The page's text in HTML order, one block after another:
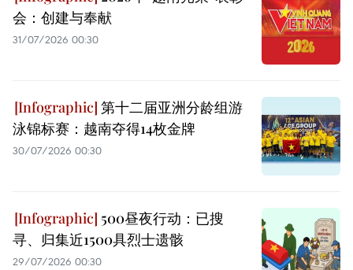
会：创建与奉献
31/07/2026 00:30
第十二届亚洲分龄组游
泳锦标赛：越南夺得14枚金牌
30/07/2026 00:30
500昼夜行动：已搜
寻、归集近1500具烈士遗骸
29/07/2026 00:30